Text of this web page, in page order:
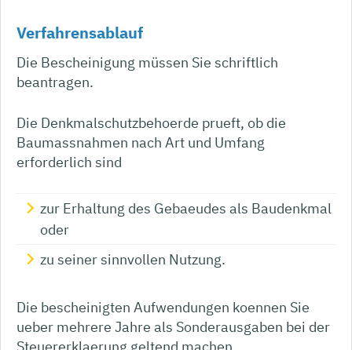
Verfahrensablauf
Die Bescheinigung müssen Sie schriftlich
beantragen.
Die Denkmalschutzbehoerde prueft, ob die
Baumassnahmen nach Art und Umfang
erforderlich sind
zur Erhaltung des Gebaeudes als Baudenkmal
oder
zu seiner sinnvollen Nutzung.
Die bescheinigten Aufwendungen koennen Sie
ueber mehrere Jahre als Sonderausgaben bei der